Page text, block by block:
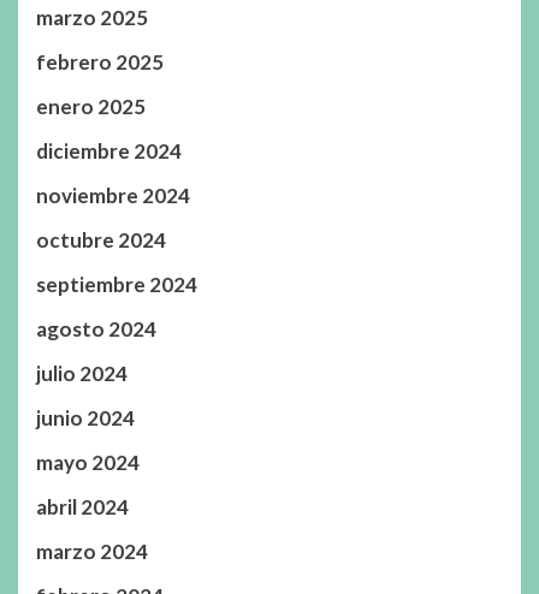
marzo 2025
febrero 2025
enero 2025
diciembre 2024
noviembre 2024
octubre 2024
septiembre 2024
agosto 2024
julio 2024
junio 2024
mayo 2024
abril 2024
marzo 2024